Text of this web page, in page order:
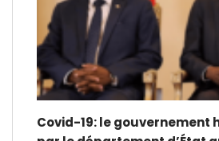
Covid-19: le gouvernement